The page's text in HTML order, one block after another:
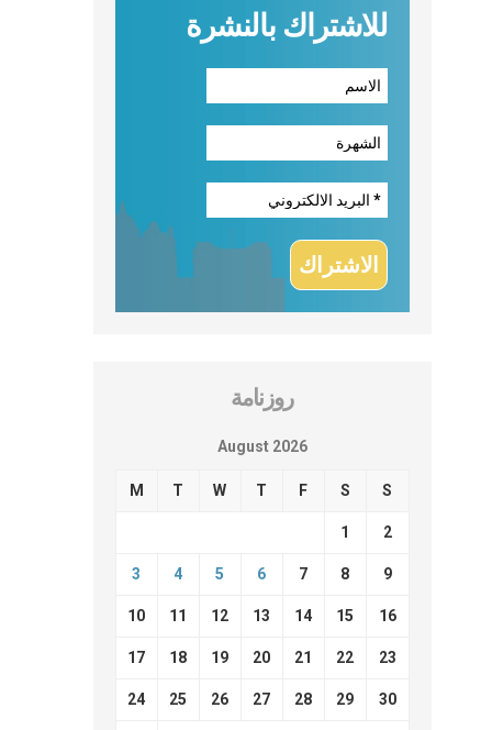
للاشتراك بالنشرة
روزنامة
August 2026
M T W T F S S
1 2
3 4 5 6 7 8 9
10 11 12 13 14 15 16
17 18 19 20 21 22 23
24 25 26 27 28 29 30